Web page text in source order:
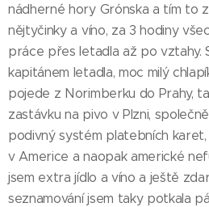
nádherné hory Grónska a tím to
nějtyčinky a víno, za 3 hodiny
práce přes letadla až po vztahy.
kapitánem letadla, moc milý
pojede z Norimberku do Prahy,
zastávku na pivo v Plzni,
podivný systém platebních
v Americe a naopak americké
jsem extra jídlo a víno a ještě
seznamování jsem taky potkala